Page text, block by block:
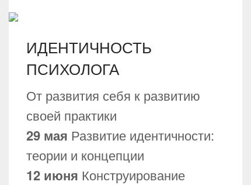
ИДЕНТИЧНОСТЬ
ПСИХОЛОГА
От развития себя к развитию
своей практики
29 мая Развитие идентичности:
теории и концепции
12 июня Конструирование